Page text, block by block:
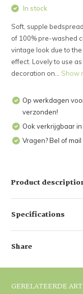
In stock
Soft, supple
of 100% pre-washed
vintage look due to
effect. Lovely to use
decoration on... Show
Op werkdagen
verzonden!
Ook verkrijgbaar
Vragen? Bel of mail
Product
Specifications
Share
GERELATEERDE